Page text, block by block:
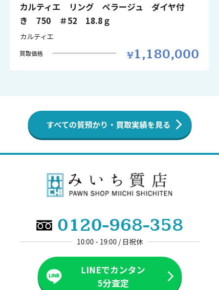
カルティエ リング ペラージュ ダイヤ付
き 750 ＃52 18.8ｇ
カルティエ
買取価格 1,180,000
すべての質預かり・買取実績を見る
0120-968-358
10:00 - 19:00 / 日祝休
LINEでカンタン
5分査定